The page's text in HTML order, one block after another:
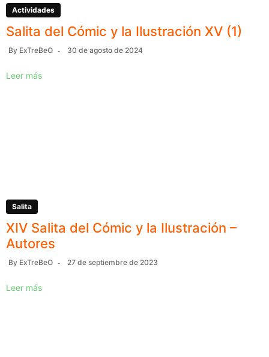
Actividades
Salita del Cómic y la Ilustración XV (1)
By ExTreBeO 30 de agosto de 2024
Leer más
Salita
XIV Salita del Cómic y la Ilustración –
Autores
By ExTreBeO 27 de septiembre de 2023
Leer más